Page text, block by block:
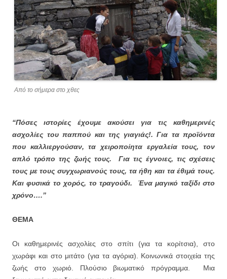
Από το σήμερα στο χθες
“Πόσες ιστορίες έχουμε ακούσει για τις καθημερινές
ασχολίες του παππού και της γιαγιάς!. Για τα προϊόντα
που καλλιεργούσαν, τα χειροποίητα εργαλεία τους, τον
απλό τρόπο της ζωής τους. Για τις έγνοιες, τις σχέσεις
τους με τους συγχωριανούς τους, τα ήθη και τα έθιμά τους.
Και φυσικά το χορός, το τραγούδι. Ένα μαγικό ταξίδι στο
χρόνο….’’
ΘΕΜΑ
Οι καθημερινές ασχολίες στο σπίτι (για τα κορίτσια), στο
χωράφι και στο μιτάτο (για τα αγόρια). Κοινωνικά στοιχεία της
ζωής στο χωριό. Πλούσιο βιωματικό πρόγραμμα. Μια